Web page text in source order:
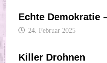
Echte Demokratie
24. Februar 2025
Killer Drohnen